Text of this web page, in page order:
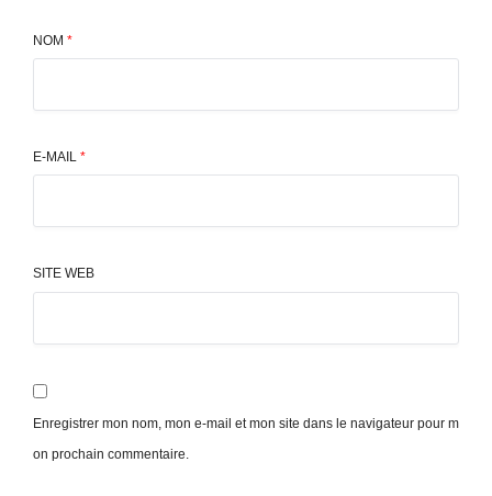
NOM *
E-MAIL *
SITE WEB
Enregistrer mon nom, mon e-mail et mon site dans le navigateur pour m
on prochain commentaire.